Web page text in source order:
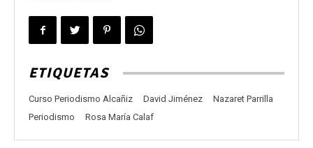
ETIQUETAS
Curso Periodismo Alcañiz David Jiménez
Nazaret Parrilla
Periodismo
Rosa María Calaf